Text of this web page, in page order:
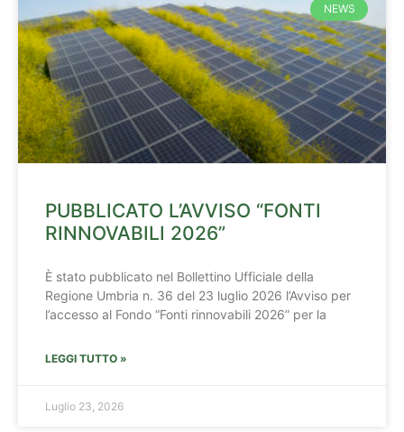
NEWS
PUBBLICATO L’AVVISO “FONTI
RINNOVABILI 2026”
È stato pubblicato nel Bollettino Ufficiale della
Regione Umbria n. 36 del 23 luglio 2026 l’Avviso per
l’accesso al Fondo “Fonti rinnovabili 2026” per la
LEGGI TUTTO »
Luglio 23, 2026